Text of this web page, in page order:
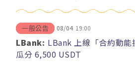
一般公告 08/04 19:00
LBank: LBank 上線「合約動
瓜分 6,500 USDT